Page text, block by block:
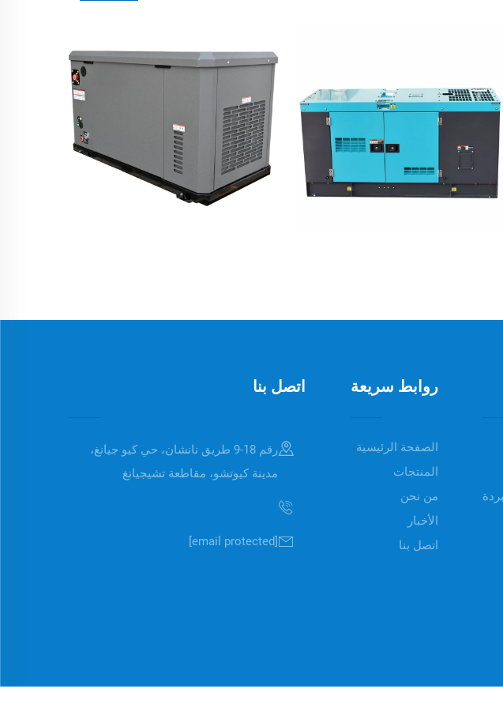
روابط سريعة
الصفحة الرئيسية
المنتجات
من نحن
الأخبار
اتصل بنا
اتصل بنا
رقم 18-9 طريق نانشان، حي كيو جيانغ،
مدينة كيوتشو، مقاطعة تشيجيانغ
[email protected]